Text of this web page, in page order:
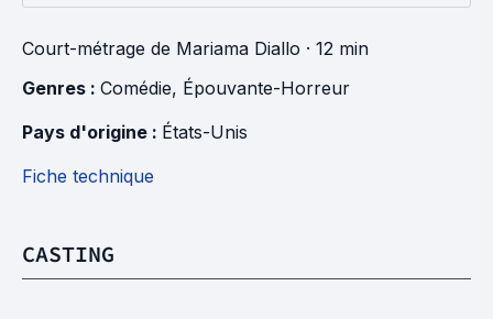
Court-métrage de Mariama Diallo · 12 min
Genres : Comédie, Épouvante-Horreur
Pays d'origine : États-Unis
Fiche technique
CASTING